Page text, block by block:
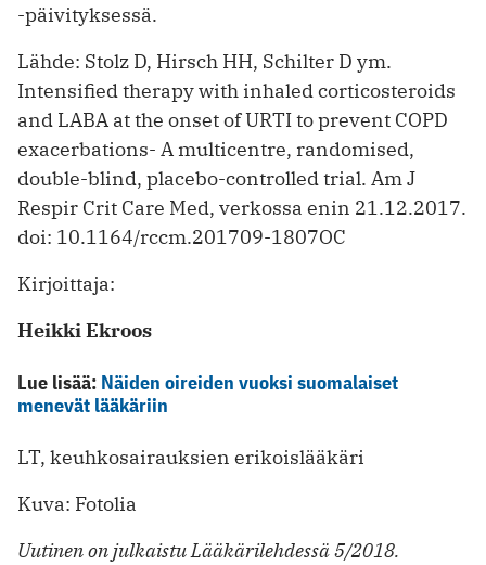
-päivityksessä.
Lähde: Stolz D, Hirsch HH, Schilter D ym.
Intensified therapy with inhaled corticosteroids
and LABA at the onset of URTI to prevent COPD
exacerbations- A multicentre, randomised,
double-blind, placebo-controlled trial. Am J
Respir Crit Care Med, verkossa enin 21.12.2017.
doi: 10.1164/rccm.201709-1807OC
Kirjoittaja:
Heikki Ekroos
Lue lisää: Näiden oireiden vuoksi suomalaiset
menevät lääkäriin
LT, keuhkosairauksien erikoislääkäri
Kuva: Fotolia
Uutinen on julkaistu Lääkärilehdessä 5/2018.